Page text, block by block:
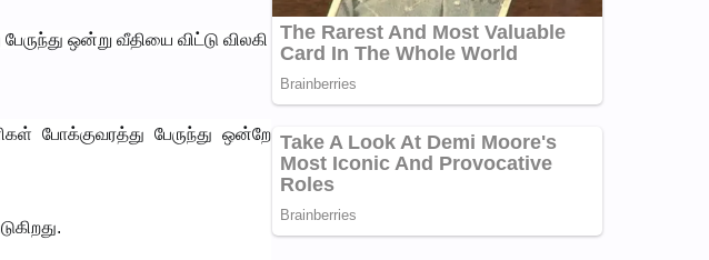
ஒன்று வீதியை விட்டு விலகி
போக்குவரத்து பேருந்து ஒன்றே